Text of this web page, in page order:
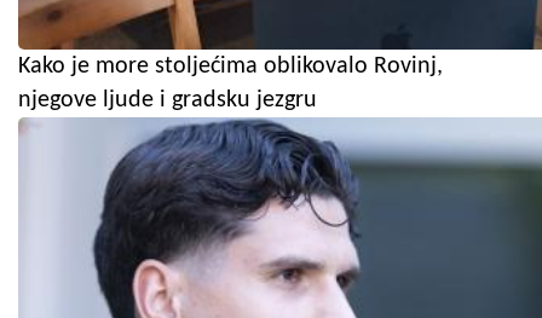
Kako je more stoljećima oblikovalo Rovinj,
njegove ljude i gradsku jezgru